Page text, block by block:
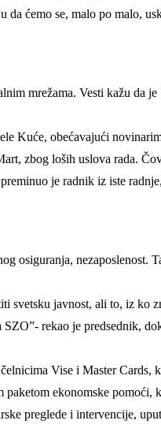
da ćemo se, malo po malo,
mrežama. Vesti kažu da je
Kuće, obećavajući
zbog loših uslova rada.
je radnik iz iste
osiguranja, nezaposlenost.
svetsku javnost, ali to, iz ko
rekao je predsednik,
Vise i Master Cards,
paketom ekonomske pomoći,
preglede i intervencije,